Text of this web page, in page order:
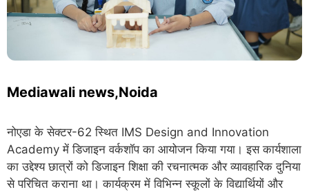
Mediawali news,Noida
नोएडा के सेक्टर-62 स्थित IMS Design and Innovation
Academy में डिजाइन वर्कशॉप का आयोजन किया गया। इस कार्यशाला
का उद्देश्य छात्रों को डिजाइन शिक्षा की रचनात्मक और व्यावहारिक दुनिया
से परिचित कराना था। कार्यक्रम में विभिन्न स्कूलों के विद्यार्थियों और